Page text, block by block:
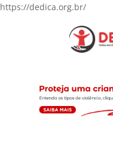
https://dedica.org.br/